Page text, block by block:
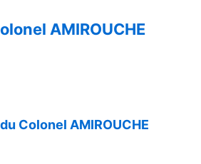
AMIROUCHE
Colonel AMIROUCHE